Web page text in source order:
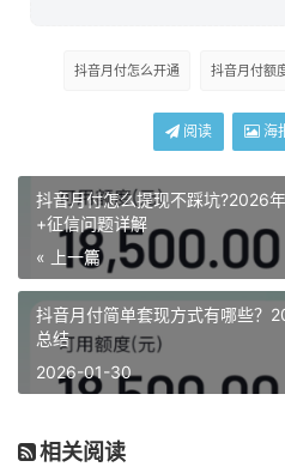
抖音月付怎么开通 抖音月付额
阅读 海
抖音月付怎么提现不踩坑?2026
+征信问题详解
« 上一篇
抖音月付简单套现方式有哪些？
总结
2026-01-30
相关阅读